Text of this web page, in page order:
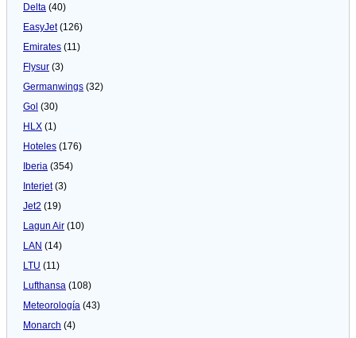
Delta (40)
EasyJet(126)
Emirates (11)
Flysur (3)
Germanwings (32)
Gol (30)
HLX (1)
Hoteles (176)
Iberia (354)
Interjet(3)
Jet2 (19)
Lagun Air (10)
LAN (14)
LTU (11)
Lufthansa (108)
Meteorologí­a (43)
Monarch (4)